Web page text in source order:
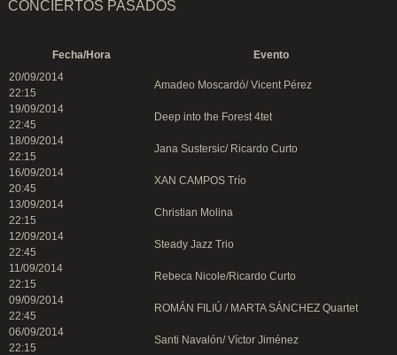
CONCIERTOS PASADOS
Fecha/Hora
Evento
20/09/2014
22:15
Amadeo Moscardó/ Vicent Pérez
19/09/2014
22:45
Deep into the Forest 4tet
18/09/2014
22:15
Jana Sustersic/ Ricardo Curto
16/09/2014
20:45
XAN CAMPOS Trío
13/09/2014
22:15
Christian Molina
12/09/2014
22:45
Steady Jazz Trio
11/09/2014
22:15
Rebeca Nicole/Ricardo Curto
09/09/2014
22:45
ROMÁN FILIÚ / MARTA SÁNCHEZ Quartet
06/09/2014
22:15
Santi Navalón/ Víctor Jiménez